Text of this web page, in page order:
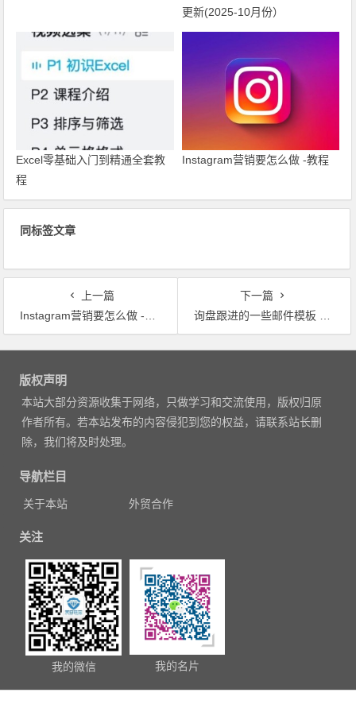
更新(2025-10月份）
Excel零基础入门到精通全套教
程
Instagram营销要怎么做 -教程
同标签文章
上一篇
Instagram营销要怎么做 -教程
下一篇
询盘跟进的一些邮件模板 持续更新(2025-10月份）
文
版权声明
本站大部分资源收集于网络，只做学习和交流使用，版权归原
作者所有。若本站发布的内容侵犯到您的权益，请联系站长删
除，我们将及时处理。
导航栏目
关于本站 外贸合作
关注
我的微信 我的名片